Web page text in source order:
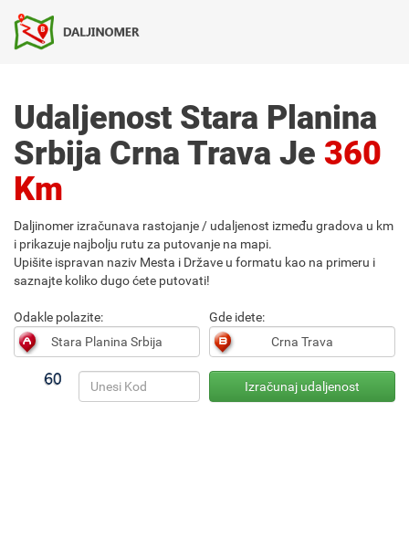
Udaljenost Stara Planina
Srbija Crna Trava Je 360
Km
Daljinomer izračunava rastojanje / udaljenost između gradova u km
i prikazuje najbolju rutu za putovanje na mapi.
Upišite ispravan naziv Mesta i Države u formatu kao na primeru i
saznajte koliko dugo ćete putovati!
Odakle polazite: Gde idete: